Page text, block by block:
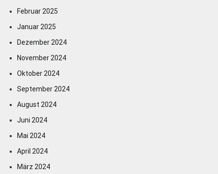
Februar 2025
Januar 2025
Dezember 2024
November 2024
Oktober 2024
September 2024
August 2024
Juni 2024
Mai 2024
April 2024
März 2024